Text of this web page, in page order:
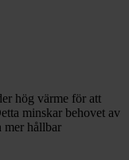
hög värme för att
minskar behovet av
mer hållbar